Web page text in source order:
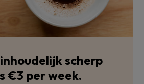
scherp
€3 per week.